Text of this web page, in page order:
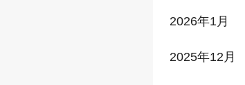
2026年1月
2025年12月